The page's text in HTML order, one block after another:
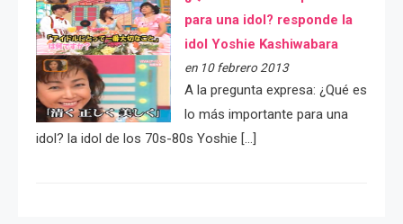
para una idol? responde la
idol Yoshie Kashiwabara
en 10 febrero 2013
A la pregunta expresa: ¿Qué es
lo más importante para una
idol? la idol de los 70s-80s Yoshie […]